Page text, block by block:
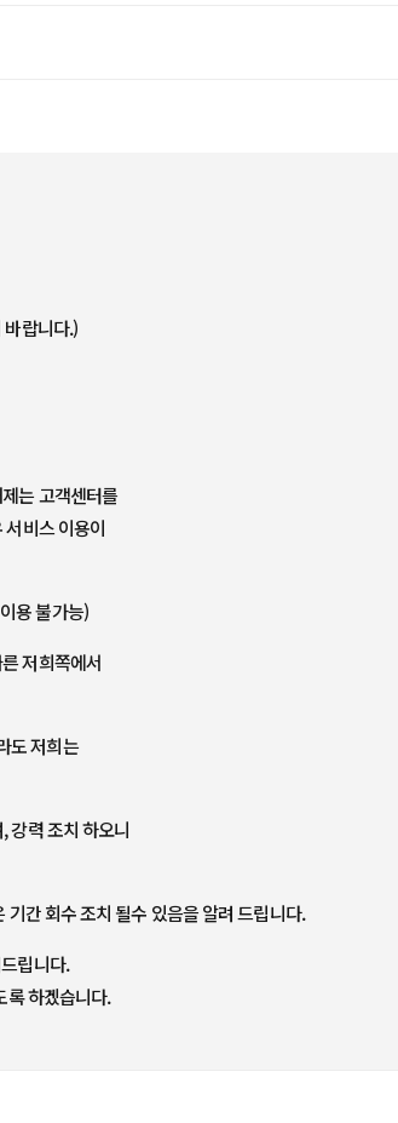
랍니다.)
는 고객센터를
비스 이용이
용 불가능)
저희쪽에서
도 저희는
강력 조치 하오니
간 회수 조치 될수 있음을 알려 드립니다.
립니다.
하겠습니다.